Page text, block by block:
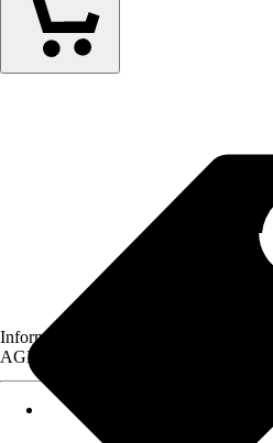
Informationen des Verkäufers, wie z.
AGB, finden Sie bei Klick auf den